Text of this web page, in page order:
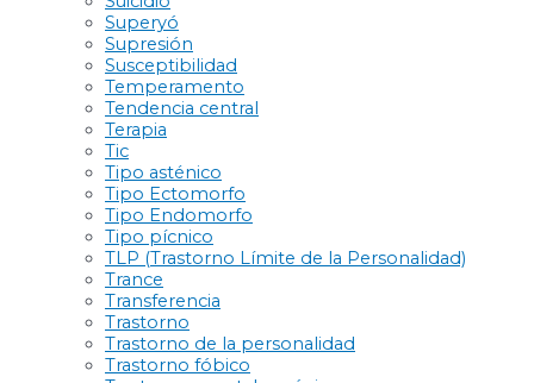
Superyó
Supresión
Susceptibilidad
Temperamento
Tendencia central
Terapia
Tic
Tipo asténico
Tipo Ectomorfo
Tipo Endomorfo
Tipo pícnico
TLP (Trastorno Límite de la Personalidad)
Trance
Transferencia
Trastorno
Trastorno de la personalidad
Trastorno fóbico